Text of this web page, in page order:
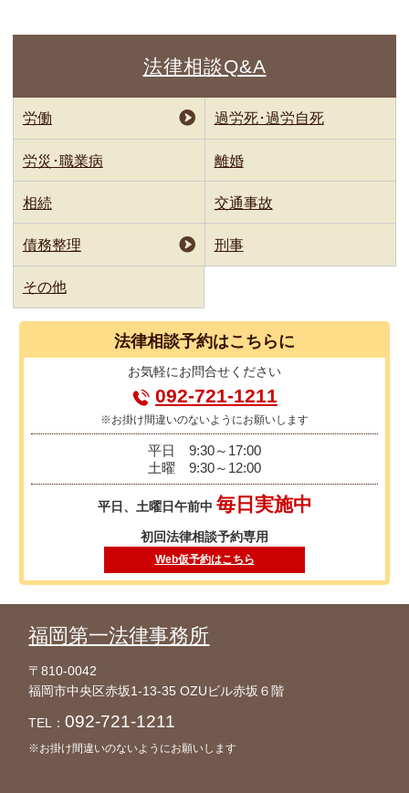
法律相談Q&A
労働 過労死･過労自死
労災･職業病 離婚
相続 交通事故
債務整理 刑事
その他
法律相談予約はこちらに
お気軽にお問合せください
092-721-1211
※お掛け間違いのないようにお願いします
平日
9:30～17:00
土曜
9:30～12:00
平日、土曜日午前中 毎日実施中
初回法律相談予約専用
Web仮予約はこちら
福岡第一法律事務所
〒810-0042
福岡市中央区赤坂1-13-35 OZUビル赤坂６階
TEL：092-721-1211
※お掛け間違いのないようにお願いします